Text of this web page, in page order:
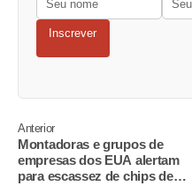
Inscrever
Anterior
Montadoras e grupos de
empresas dos EUA alertam
para escassez de chips de